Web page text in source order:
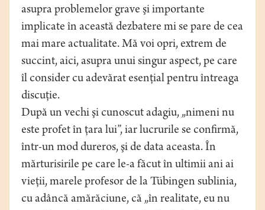
asupra problemelor grave şi importante
implicate în această dezbatere mi se pare de cea
mai mare actualitate. Mă voi opri, extrem de
succint, aici, asupra unui singur aspect, pe care
îl consider cu adevărat esenţial pentru întreaga
discuţie.
După un vechi şi cunoscut adagiu, „nimeni nu
este profet în ţara lui”, iar lucrurile se confirmă,
într-un mod dureros, şi de data aceasta. În
mărturisirile pe care le-a făcut în ultimii ani ai
vieţii, marele profesor de la Tübingen sublinia,
cu adâncă amărăciune, că „în realitate, eu nu